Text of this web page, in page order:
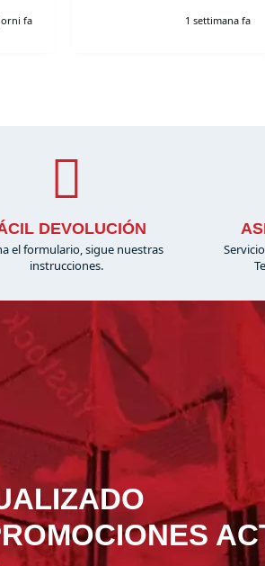
fa 1 settimana fa
DEVOLUCIÓN
el formulario, sigue nuestras
instrucciones.